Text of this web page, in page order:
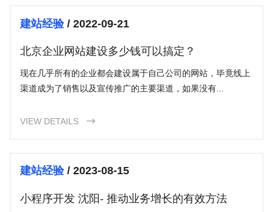
建站经验/ 2022-09-21
北京企业网站建设多少钱可以搞定？
现在几乎所有的企业都会建设属于自己公司的网站，毕竟线上
渠道成为了销售以及宣传推广的主要渠道，如果没有...
VIEW DETAILS 
建站经验/ 2023-08-15
小程序开发 沈阳- 推动业务增长的有效方法